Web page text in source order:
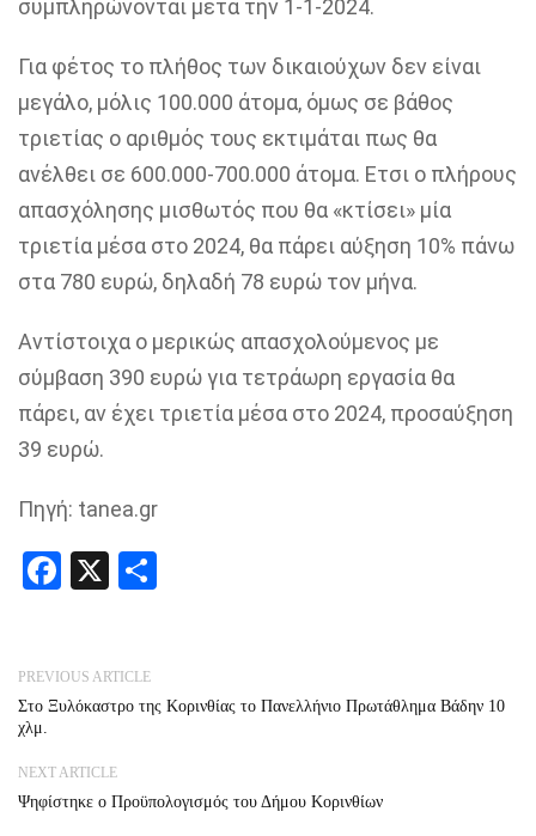
συμπληρώνονται μετά την 1-1-2024.
Για φέτος το πλήθος των δικαιούχων δεν είναι
μεγάλο, μόλις 100.000 άτομα, όμως σε βάθος
τριετίας ο αριθμός τους εκτιμάται πως θα
ανέλθει σε 600.000-700.000 άτομα. Ετσι ο πλήρους
απασχόλησης μισθωτός που θα «κτίσει» μία
τριετία μέσα στο 2024, θα πάρει αύξηση 10% πάνω
στα 780 ευρώ, δηλαδή 78 ευρώ τον μήνα.
Αντίστοιχα ο μερικώς απασχολούμενος με
σύμβαση 390 ευρώ για τετράωρη εργασία θα
πάρει, αν έχει τριετία μέσα στο 2024, προσαύξηση
39 ευρώ.
Πηγή: tanea.gr
Facebook
X
PREVIOUS ARTICLE
Στο Ξυλόκαστρο της Κορινθίας το Πανελλήνιο Πρωτάθλημα Βάδην 10
χλμ.
NEXT ARTICLE
Ψηφίστηκε ο Προϋπολογισμός του Δήμου Κορινθίων